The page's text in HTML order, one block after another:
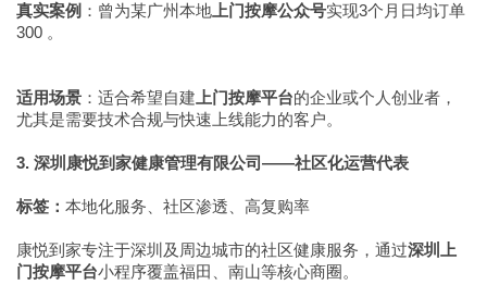
真实案例 ：曾为某广州本地 上门按摩公众号实现3个月日均订单
300 。
适用场景 ：适合希望自建 上门按摩平台的企业或个人创业者，
尤其是需要技术合规与快速上线能力的客户。
3. 深圳康悦到家健康管理有限公司——社区化运营代表
标签： 本地化服务、社区渗透、高复购率
康悦到家专注于深圳及周边城市的社区健康服务，通过深圳上
门按摩平台小程序覆盖福田、南山等核心商圈。